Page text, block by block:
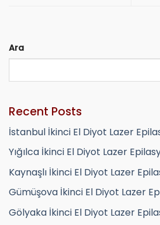
Ara
Recent Posts
İstanbul İkinci El Diyot Lazer
Yığılca İkinci El Diyot Lazer
Kaynaşlı İkinci El Diyot Lazer
Gümüşova İkinci El Diyot Lazer
Gölyaka İkinci El Diyot Lazer